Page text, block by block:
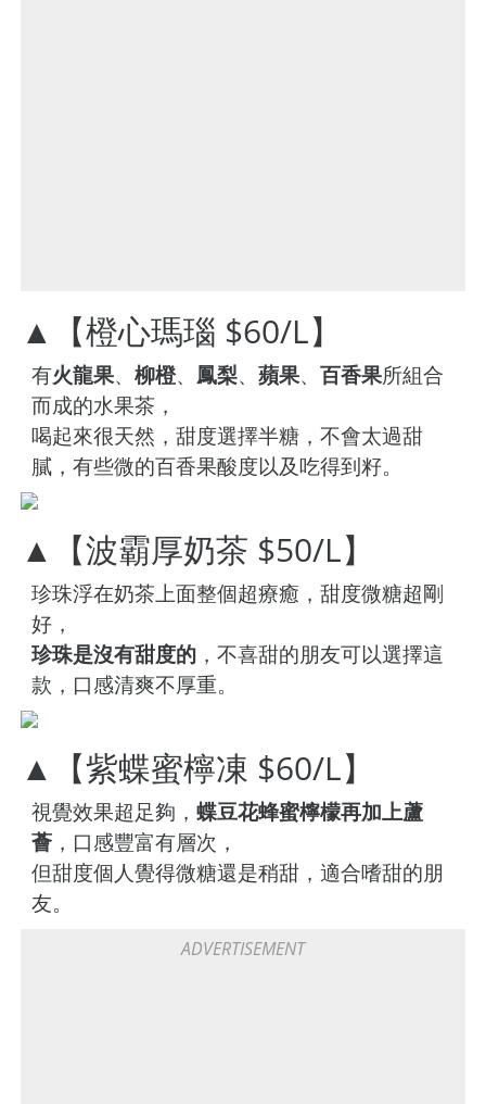
▲【橙心瑪瑙 $60/L】
有火龍果、 柳橙、 鳳梨、 蘋果、 百香果所組合
而成的水果茶，
喝起來很天然，甜度選擇半糖，不會太過甜
膩，有些微的百香果酸度以及吃得到籽。
▲【波霸厚奶茶 $50/L】
珍珠浮在奶茶上面整個超療癒，甜度微糖超剛
好，
珍珠是沒有甜度的 ，不喜甜的朋友可以選擇這
款，口感清爽不厚重。
▲【紫蝶蜜檸凍 $60/L】
視覺效果超足夠， 蝶豆花蜂蜜檸檬再加上蘆
薈 ，口感豐富有層次，
但甜度個人覺得微糖還是稍甜，適合嗜甜的朋
友。